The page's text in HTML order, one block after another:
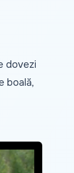
dovezi
boală,